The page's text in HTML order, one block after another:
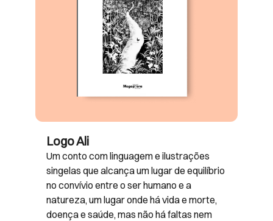
Logo Ali
Um conto com linguagem e ilustrações
singelas que alcança um lugar de equilíbrio
no convívio entre o ser humano e a
natureza, um lugar onde há vida e morte,
doença e saúde, mas não há faltas nem